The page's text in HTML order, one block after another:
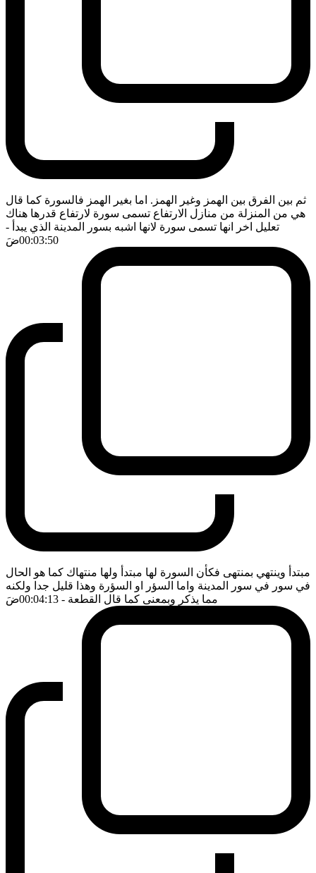
ثم بين الفرق بين الهمز وغير الهمز. اما بغير الهمز فالسورة كما قال
هي من المنزلة من منازل الارتفاع تسمى سورة لارتفاع قدرها هناك
تعليل اخر انها تسمى سورة لانها اشبه بسور المدينة الذي يبدأ -
00:03:50ضَ
مبتدأ وينتهي بمنتهى فكأن السورة لها مبتدأ ولها منتهاك كما هو الحال
في سور في سور المدينة واما السؤر او السؤرة وهذا قليل جدا ولكنه
مما يذكر وبمعنى كما قال القطعة - 00:04:13 ضَ